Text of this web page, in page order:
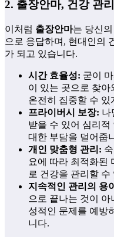
2. 출장안마, 건강 관
이처럼 출장안마는 당신
으로 응답하며, 현대인의
가 되고 있습니다.
시간 효율성: 굳이
이 있는 곳으로 찾아
온전히 집중할 수 있
프라이버시 보장: 나
받을 수 있어 심리적
대한 부담을 덜어줍
개인 맞춤형 관리:
요에 따라 최적화된
로 건강을 관리할
지속적인 관리의 용
으로 끝나는 것이
성적인 문제를 예방
니다.